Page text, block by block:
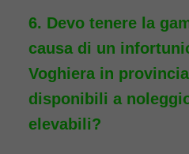
COSTO
da
SCHEDA
Devo tenere la
causa di un
Voghiera in
disponibili a
elevabili?